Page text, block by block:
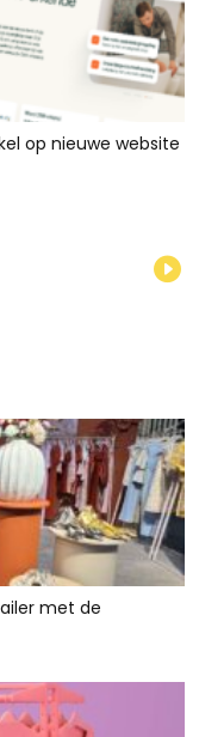
op nieuwe website
met de